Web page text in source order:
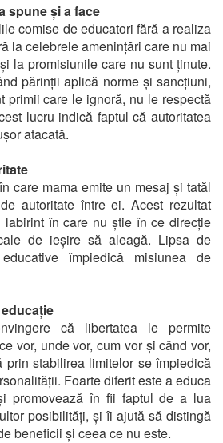
spune și a face
comise de educatori fără a realiza
la celebrele amenințări care nu mai
la promisiunile care nu sunt ținute.
părinții aplică norme și sancțiuni,
primii care le ignoră, nu le respectă
lucru indică faptul că autoritatea
atacată.
care mama emite un mesaj și tatăl
autoritate între ei. Acest rezultat
în care nu știe în ce direcție
de ieșire să aleagă. Lipsa de
împiedică misiunea de
că libertatea le permite
vor, unde vor, cum vor și când vor,
prin stabilirea limitelor se împiedică
Foarte diferit este a educa
promovează în fii faptul de a lua
posibilități, și îi ajută să distingă
beneficii și ceea ce nu este.